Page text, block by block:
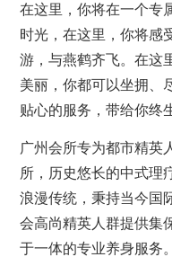
在这里，你将在一个专
时光，在这里，你将感
游，与燕鹤齐飞。在这
美丽，你都可以坐拥、
贴心的服务，带给你终
广州会所专为都市精英
所，历史悠长的中式理
浪漫传统，秉持当今国
会高尚精英人群提供集
于一体的专业养身服务